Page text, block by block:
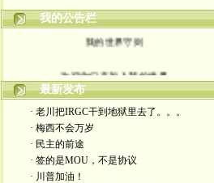
我的公告栏
我的世界守则
入场券上面有正义的光源
此生面对严厉又仁慈的一切
轻松一点 我们一起度过暗夜
最新发布
· 老川把IRGC干到地狱里去了。。。
· 梅西不会万岁
· 民主的前途
· 签的是MOU，不是协议
· 川普加油！